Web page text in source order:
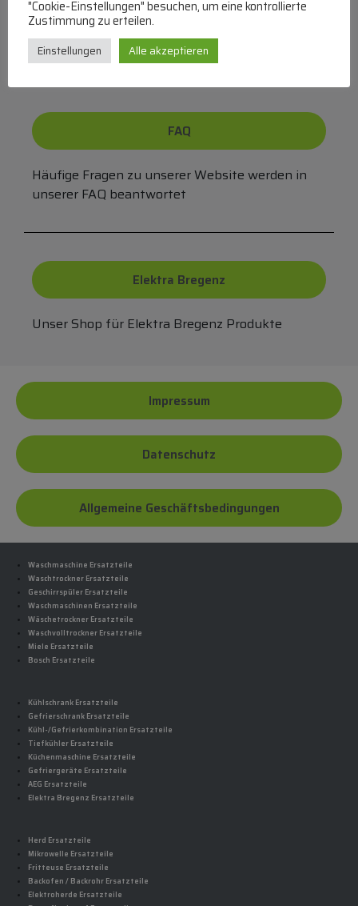
Überweisung
PayPal
MasterCard
FAQ
Häufige Fragen zu unserer Website werden in
unserer FAQ beantwortet
Elektra Bregenz
Unser Shop für Elektra Bregenz Produkte
Impressum
Datenschutz
Allgemeine Geschäftsbedingungen
Waschmaschine Ersatzteile
Waschtrockner Ersatzteile
Geschirrspüler Ersatzteile
Waschmaschinen Ersatzteile
Wäschetrockner Ersatzteile
Waschvolltrockner Ersatzteile
Miele Ersatzteile
Bosch Ersatzteile
Kühlschrank Ersatzteile
Gefrierschrank Ersatzteile
Kühl-/Gefrierkombination Ersatzteile
Tiefkühler Ersatzteile
Küchenmaschine Ersatzteile
Gefriergeräte Ersatzteile
AEG Ersatzteile
Elektra Bregenz Ersatzteile
Herd Ersatzteile
Mikrowelle Ersatzteile
Fritteuse Ersatzteile
Backofen / Backrohr Ersatzteile
Elektroherde Ersatzteile
"Cookie-Einstellungen" besuchen, um eine kontrollierte
Zustimmung zu erteilen.
Einstellungen Alle akzeptieren